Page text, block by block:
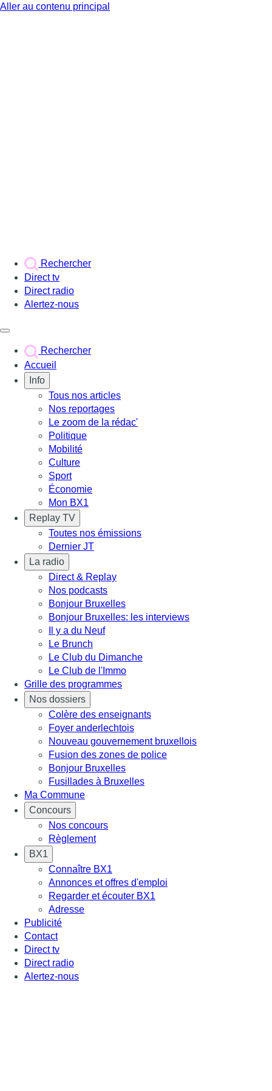
Aller au contenu principal
Rechercher
Direct tv
Direct radio
Alertez-nous
Rechercher
Accueil
Info
Tous nos articles
Nos reportages
Le zoom de la rédac'
Politique
Mobilité
Culture
Sport
Économie
Mon BX1
Replay TV
Toutes nos émissions
Dernier JT
La radio
Direct & Replay
Nos podcasts
Bonjour Bruxelles
Bonjour Bruxelles: les interviews
Il y a du Neuf
Le Brunch
Le Club du Dimanche
Le Club de l'Immo
Grille des programmes
Nos dossiers
Colère des enseignants
Foyer anderlechtois
Nouveau gouvernement bruxellois
Fusion des zones de police
Bonjour Bruxelles
Fusillades à Bruxelles
Ma Commune
Concours
Nos concours
Règlement
BX1
Connaître BX1
Annonces et offres d'emploi
Regarder et écouter BX1
Adresse
Publicité
Contact
Direct tv
Direct radio
Alertez-nous